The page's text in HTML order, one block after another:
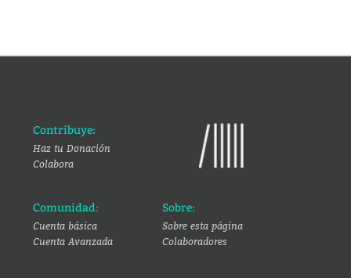
Contribuye:
Haz tu Donación
Colabora
Comunidad:
Cuenta básica
Cuenta Avanzada
Sobre:
Sobre esta página
Colaboradores